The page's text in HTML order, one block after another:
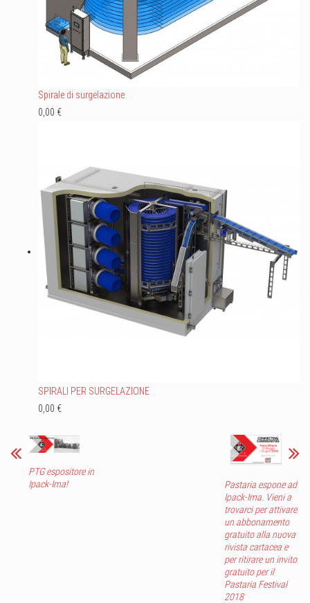
Spirale di surgelazione
0,00 €
SPIRALI PER SURGELAZIONE
0,00 €
PTG espositore in
Ipack-Ima!
Pastaria espone ad
Ipack-Ima. Vieni a
trovarci per attivare
un abbonamento
gratuito alla nuova
rivista cartacea e
per ritirare un invito
gratuito per il
Pastaria Festival
2018